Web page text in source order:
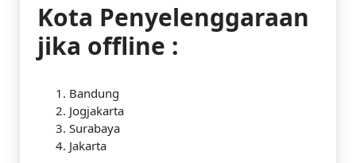
Kota Penyelenggaraan
jika offline :
Bandung
Jogjakarta
Surabaya
Jakarta